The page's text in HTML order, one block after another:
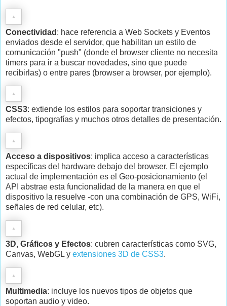
Conectividad : hace referencia a Web Sockets y Eventos
enviados desde el servidor, que habilitan un estilo de
comunicación "push" (donde el browser cliente no necesita
timers para ir a buscar novedades, sino que puede
recibirlas) o entre pares (browser a browser, por ejemplo).
CSS3: extiende los estilos para soportar transiciones y
efectos, tipografías y muchos otros detalles de presentación.
Acceso a dispositivos: implica acceso a características
específicas del hardware debajo del browser. El ejemplo
actual de implementación es el Geo-posicionamiento (el
API abstrae esta funcionalidad de la manera en que el
dispositivo la resuelve -con una combinación de GPS, WiFi,
señales de red celular, etc).
3D, Gráficos y Efectos: cubren características como SVG,
Canvas, WebGL y extensiones 3D de CSS3.
Multimedia: incluye los nuevos tipos de objetos que
soportan audio y video.